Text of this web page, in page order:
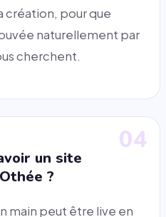
création, pour que
naturellement par
cherchent.
04
un site
?
main peut être live en